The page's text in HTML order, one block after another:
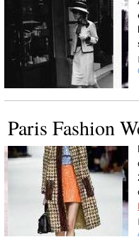
Paris Fashion